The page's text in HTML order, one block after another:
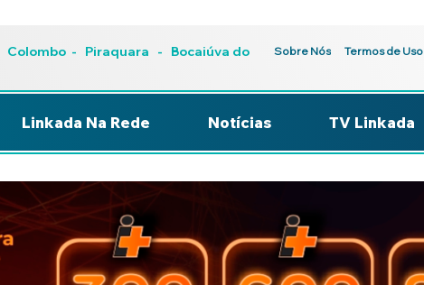
Colombo- Piraquara - Bocaiúva do
Sobre Nós Termos de Uso
Linkada Na Rede Notícias TV Linkada